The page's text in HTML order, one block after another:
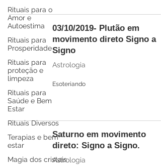
Rituais para o
Amor e
Autoestima
Rituais para
Prosperidade
Rituais para
proteção e
limpeza
Rituais para
Saúde e Bem
Estar
Rituais Diversos
Terapias e bem
estar
Magia dos cristais
03/10/2019- Plutão em
movimento direto Signo a
Signo
Astrologia
Esoteriando
Saturno em movimento
direto: Signo a Signo.
Astrologia